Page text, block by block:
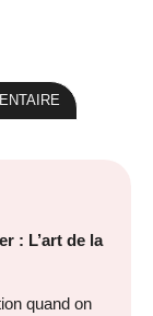
: L’art de la
quand on